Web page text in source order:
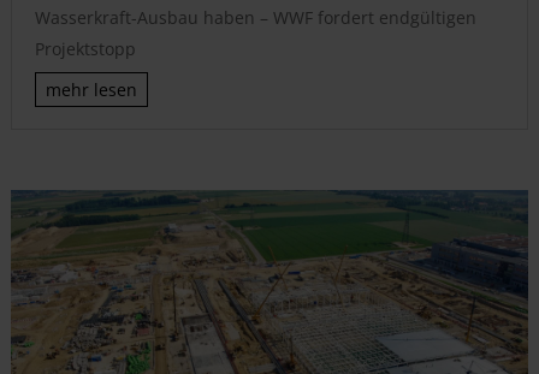
Wasserkraft-Ausbau haben – WWF fordert endgültigen
Projektstopp
mehr lesen